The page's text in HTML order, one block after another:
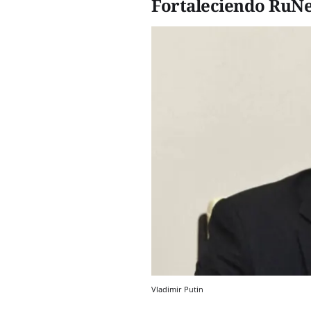
Fortaleciendo
Vladimir Putin